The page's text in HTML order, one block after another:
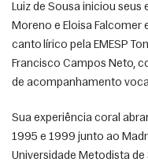
Luiz de Sousa iniciou
Moreno e Eloisa Falcomer
canto lírico pela EMESP
Francisco Campos Neto,
de acompanhamento
Sua experiência coral
1995 e 1999 junto ao
Universidade Metodista